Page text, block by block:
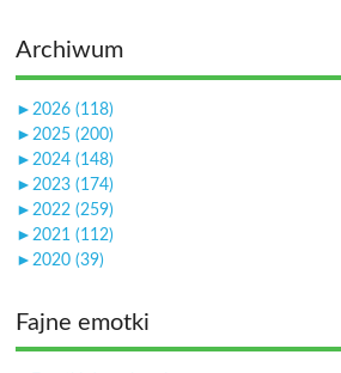
Archiwum
►2026 (118)
►2025 (200)
►2024 (148)
►2023 (174)
►2022 (259)
►2021 (112)
►2020 (39)
Fajne emotki